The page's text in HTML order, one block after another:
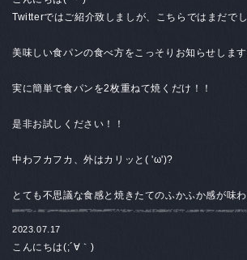
Twitterではご紹介致しましが、こちらではまだで
美味しい食パンの食べ方をこっそりお知らせしま
実に簡単で食パンを2枚重ねて焼くだけ！！
是非お試しください！！
中わフカフカ、外はカリッと( 'ω')?
とても不思議な食感と焼きたてのふかふか感が味
2023.07.17
こんにちは(;´∀｀)